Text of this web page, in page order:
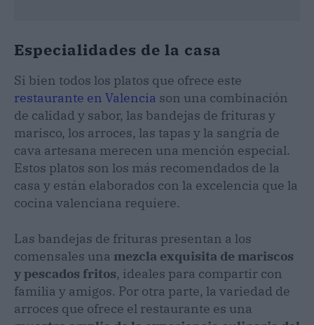
Especialidades de la casa
Si bien todos los platos que ofrece este
restaurante en Valencia son una combinación
de calidad y sabor, las bandejas de frituras y
marisco, los arroces, las tapas y la sangría de
cava artesana merecen una mención especial.
Estos platos son los más recomendados de la
casa y están elaborados con la excelencia que la
cocina valenciana requiere.
Las bandejas de frituras presentan a los
comensales una mezcla exquisita de mariscos
y pescados fritos, ideales para compartir con
familia y amigos. Por otra parte, la variedad de
arroces que ofrece el restaurante es una